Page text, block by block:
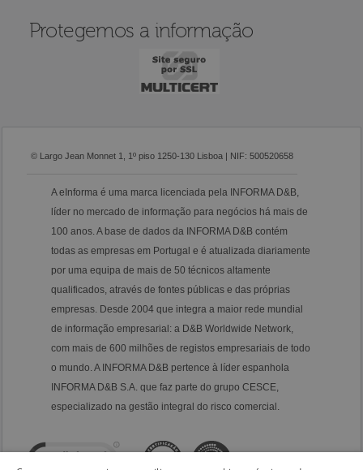
Protegemos a informação
© Largo Jean Monnet 1, 1º piso 1250-130 Lisboa | NIF: 500520658
A eInforma é uma marca licenciada pela INFORMA D&B,
líder no mercado de informação para negócios há mais de
100 anos. A base de dados da INFORMA D&B contém
todas as empresas em Portugal e é atualizada diariamente
por uma equipa de mais de 50 técnicos altamente
qualificados, através de fontes públicas e das próprias
empresas. Desde 2004 que integra a maior rede mundial
de informação empresarial: a D&B Worldwide Network,
com mais de 600 milhões de registos empresariais de todo
o mundo. A INFORMA D&B pertence à líder espanhola
INFORMA D&B S.A. que faz parte do grupo CESCE,
especializado na gestão integral do risco comercial.